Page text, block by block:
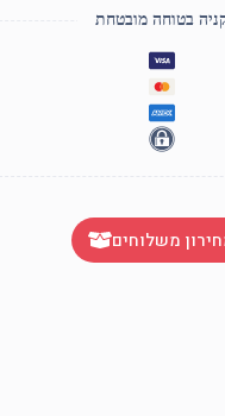
בטוחה מובטחת
משלוחים